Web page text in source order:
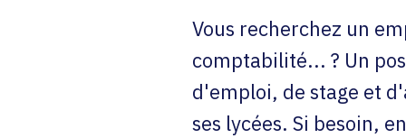
Vous recherchez un
comptabilité... ? Un
d'emploi, de stage et
ses lycées. Si besoin,